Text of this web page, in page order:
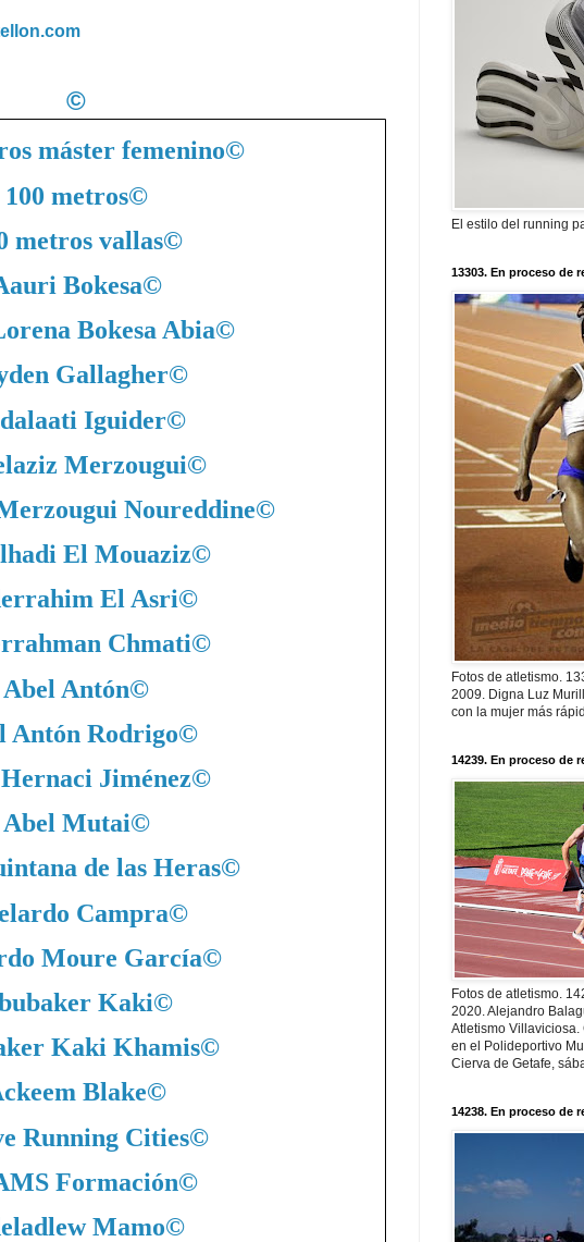
©
máster femenino©
100 metros©
metros vallas©
Bokesa©
Bokesa Abia©
Gallagher©
Iguider©
Merzougui©
Noureddine©
El Mouaziz©
El Asri©
Chmati©
Abel Antón©
Antón Rodrigo©
Jiménez©
Abel Mutai©
de las Heras©
Campra©
Moure García©
Kaki©
Kaki Khamis©
Blake©
Running Cities©
Formación©
Mamo©
El estilo del running
13303. En proceso de
Fotos de atletismo.
2009. Digna Luz
con la mujer más
14239. En proceso de
Fotos de atletismo.
2020. Alejandro
Atletismo Villaviciosa.
en el Polideportivo
Cierva de Getafe,
14238. En proceso de